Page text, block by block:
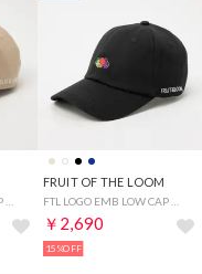
FRUIT OF THE LOOM
￥2,690
15%OFF